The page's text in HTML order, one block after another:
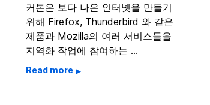
커톤은 보다 나은 인터넷을 만들기
위해 Firefox, Thunderbird 와 같은
제품과 Mozilla의 여러 서비스들을
지역화 작업에 참여하는 …
Read more